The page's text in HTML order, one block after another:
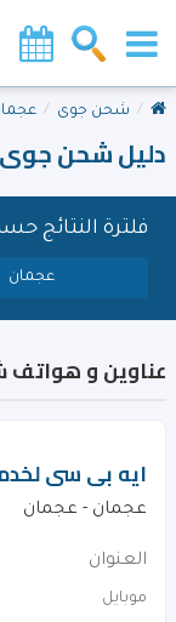
شحن جوى
دليل شحن
فلترة النتائج
عجمان
عناوين و
ايه بى سى
عجمان - عجمان
العنوان
موبايل